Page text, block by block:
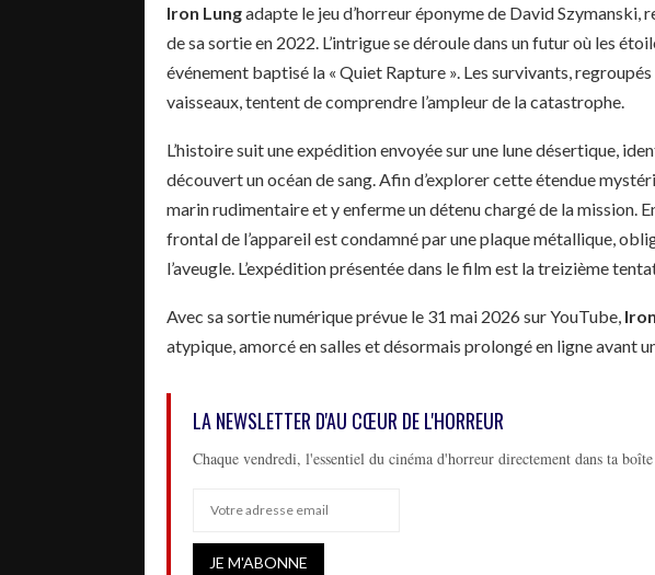
Iron Lungadapte le jeu d’horreur éponyme de David Szymanski,
de sa sortie en 2022. L’intrigue se déroule dans un futur où les
événement baptisé la « Quiet Rapture ». Les survivants,
vaisseaux, tentent de comprendre l’ampleur de la catastrophe.
L’histoire suit une expédition envoyée sur une lune désertique,
découvert un océan de sang. Afin d’explorer cette étendue
marin rudimentaire et y enferme un détenu chargé de la mission.
frontal de l’appareil est condamné par une plaque métallique,
l’aveugle. L’expédition présentée dans le film est la treizième
Avec sa sortie numérique prévue le 31 mai 2026 sur YouTube,
atypique, amorcé en salles et désormais prolongé en ligne avant
LA NEWSLETTER D'AU CŒUR DE L'HORREUR
Chaque vendredi, l'essentiel du cinéma d'horreur directement dans ta